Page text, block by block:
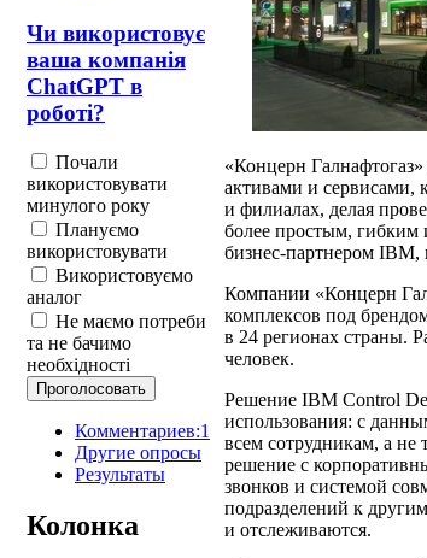
Чи використовує
ваша компанія
ChatGPT в
роботі?
Почали
використовувати
минулого року
Плануємо
використовувати
Використовуємо
аналог
Не маємо потреби
та не бачимо
необхідності
Комментариев:1
Другие опросы
Результаты
Колонка
«Концерн
активами и сервисами,
и филиалах, делая
более простым, гибким
бизнес-партнером IBM,
Компании «Концерн
комплексов под
в 24 регионах страны.
человек.
Решение IBM Control
использования: с
всем сотрудникам, а
решение с
звонков и системой
подразделений к
и отслеживаются.